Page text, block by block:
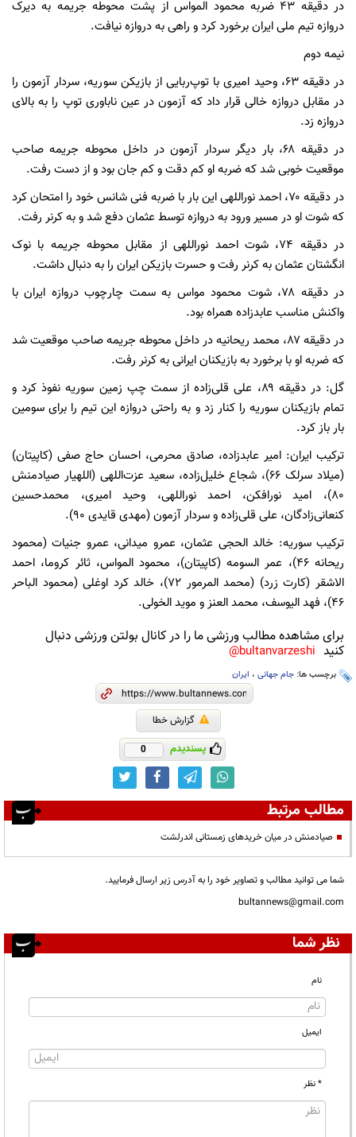
در دقیقه ۴۳ ضربه محمود المواس از پشت محوطه جریمه به دیرک
دروازه تیم ملی ایران برخورد کرد و راهی به دروازه نیافت.
نیمه دوم
در دقیقه ۶۳، وحید امیری با توپ‌ربایی از بازیکن سوریه، سردار آزمون را
در مقابل دروازه خالی قرار داد که آزمون در عین ناباوری توپ را به بالای
دروازه زد.
در دقیقه ۶۸، بار دیگر سردار آزمون در داخل محوطه جریمه صاحب
موقعیت خوبی شد که ضربه او کم دقت و کم جان بود و از دست رفت.
در دقیقه ۷۰، احمد نوراللهی این بار با ضربه فنی شانس خود را امتحان کرد
که شوت او در مسیر ورود به دروازه توسط عثمان دفع شد و به کرنر رفت.
در دقیقه ۷۴، شوت احمد نوراللهی از مقابل محوطه جریمه با نوک
انگشتان عثمان به کرنر رفت و حسرت بازیکن ایران را به دنبال داشت.
در دقیقه ۷۸، شوت محمود مواس به سمت چارچوب دروازه ایران با
واکنش مناسب عابدزاده همراه بود.
در دقیقه ۸۷، محمد ریحانیه در داخل محوطه جریمه صاحب موقعیت شد
که ضربه او با برخورد به بازیکنان ایرانی به کرنر رفت.
گل: در دقیقه ۸۹، علی قلی‌زاده از سمت چپ زمین سوریه نفوذ کرد و
تمام بازیکنان سوریه را کنار زد و به راحتی دروازه این تیم را برای سومین
بار باز کرد.
ترکیب ایران: امیر عابدزاده، صادق محرمی، احسان حاج صفی (کاپیتان)
(میلاد سرلک ۶۶)، شجاع خلیل‌زاده، سعید عزت‌اللهی (اللهیار صیادمنش
۸۰)، امید نورافکن، احمد نوراللهی، وحید امیری، محمدحسین
کنعانی‌زادگان، علی قلی‌زاده و سردار آزمون (مهدی قایدی ۹۰).
ترکیب سوریه: خالد الحجی عثمان، عمرو میدانی، عمرو جنیات (محمود
ریحانه ۴۶)، عمر السومه (کاپیتان)، محمود المواس، ثائر کروما، احمد
الاشقر (کارت زرد) (محمد المرمور ۷۲)، خالد کرد اوغلی (محمود الباحر
۴۶)، فهد الیوسف، محمد العنز و موید الخولی.
برای مشاهده مطالب ورزشی ما را در کانال بولتن ورزشی دنبال
کنید bultanvarzeshi@
برچسب ها: جام جهانی ، ایران
گزارش خطا
پسندیدم 0
مطالب مرتبط
صیادمنش در میان خریدهای زمستانی اندرلشت
شما می توانید مطالب و تصاویر خود را به آدرس زیر ارسال فرمایید.
bultannews@gmail.com
نظر شما
نام
ایمیل
* نظر